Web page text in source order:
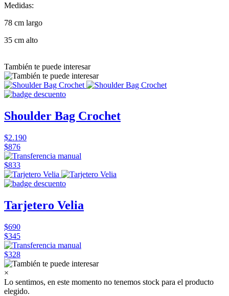
Medidas:
78 cm largo
35 cm alto
También te puede interesar
Shoulder Bag Crochet
$2.190
$876
$833
Tarjetero Velia
$690
$345
$328
×
Lo sentimos, en este momento no tenemos stock para el producto
elegido.